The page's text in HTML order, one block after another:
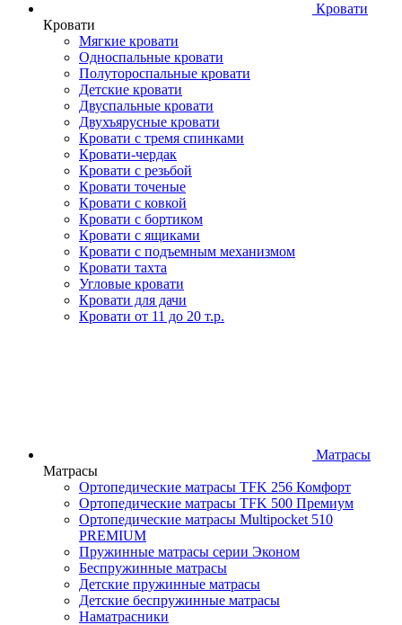
Кровати
Кровати
Мягкие кровати
Односпальные кровати
Полутороспальные кровати
Детские кровати
Двуспальные кровати
Двухъярусные кровати
Кровати с тремя спинками
Кровати-чердак
Кровати с резьбой
Кровати точеные
Кровати с ковкой
Кровати с бортиком
Кровати с ящиками
Кровати с подъемным механизмом
Кровати тахта
Угловые кровати
Кровати для дачи
Кровати от 11 до 20 т.р.
Матрасы
Матрасы
Ортопедические матрасы TFK 256 Комфорт
Ортопедические матрасы TFK 500 Премиум
Ортопедические матрасы Multipocket 510
PREMIUM
Пружинные матрасы серии Эконом
Беспружинные матрасы
Детские пружинные матрасы
Детские беспружинные матрасы
Наматрасники